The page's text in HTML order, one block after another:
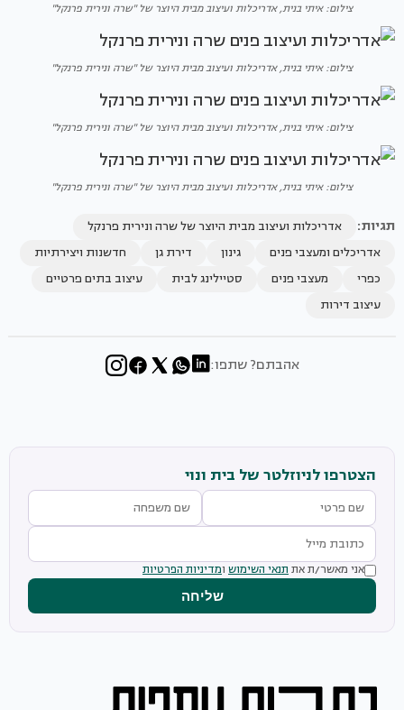
צילום: איתי בנית, אדריכלות ועיצוב מבית היוצר של "שרה ונירית פרנקל"
צילום: איתי בנית, אדריכלות ועיצוב מבית היוצר של "שרה ונירית פרנקל"
צילום: איתי בנית, אדריכלות ועיצוב מבית היוצר של "שרה ונירית פרנקל"
צילום: איתי בנית, אדריכלות ועיצוב מבית היוצר של "שרה ונירית פרנקל"
תגיות:
אדריכלות ועיצוב מבית היוצר של שרה ונירית פרנקל
אדריכלים ומעצבי פנים
גינון דירת גן
חדשנות ויצירתיות
כפרי
מעצבי פנים סטיילינג לבית
עיצוב בתים פרטיים
עיצוב דירות
אהבתם? שתפו:
הצטרפו לניוזלטר של בית ונוי
אני מאשר/ת את תנאי השימוש ומדיניות הפרטיות
שליחה